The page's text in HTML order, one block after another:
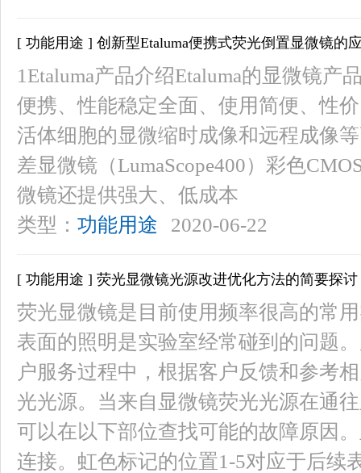
[ 功能用途 ] 创新型Etaluma便携式荧光倒置显微镜的
1Etaluma产品介绍Etaluma的显微镜
便携、性能稳定全面、使用简便、性
活体细胞的显微缩时成像和远程成像
差显微镜（LumaScope400）彩色
微镜还提供强大、低成本
类型： 功能用途 2020-06-22
[ 功能用途 ] 荧光显微镜光源改进优化方法的简要探讨
荧光显微镜是目前使用频率很高的常
表面的照明是实验室经常碰到的问题
户服务过程中，根据客户反馈和参考
光光源。当来自显微镜荧光光源在通
可以在以下部位查找可能的故障原因
连接。虹色标记的位置1-5对应于后续